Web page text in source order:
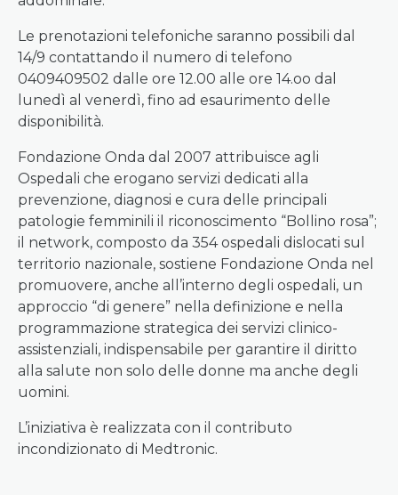
Le prenotazioni telefoniche saranno possibili dal
14/9 contattando il numero di telefono
0409409502 dalle ore 12.00 alle ore 14.oo dal
lunedì al venerdì, fino ad esaurimento delle
disponibilità.
Fondazione Onda dal 2007 attribuisce agli
Ospedali che erogano servizi dedicati alla
prevenzione, diagnosi e cura delle principali
patologie femminili il riconoscimento “Bollino rosa”;
il network, composto da 354 ospedali dislocati sul
territorio nazionale, sostiene Fondazione Onda nel
promuovere, anche all’interno degli ospedali, un
approccio “di genere” nella definizione e nella
programmazione strategica dei servizi clinico-
assistenziali, indispensabile per garantire il diritto
alla salute non solo delle donne ma anche degli
uomini.
L’iniziativa è realizzata con il contributo
incondizionato di Medtronic.